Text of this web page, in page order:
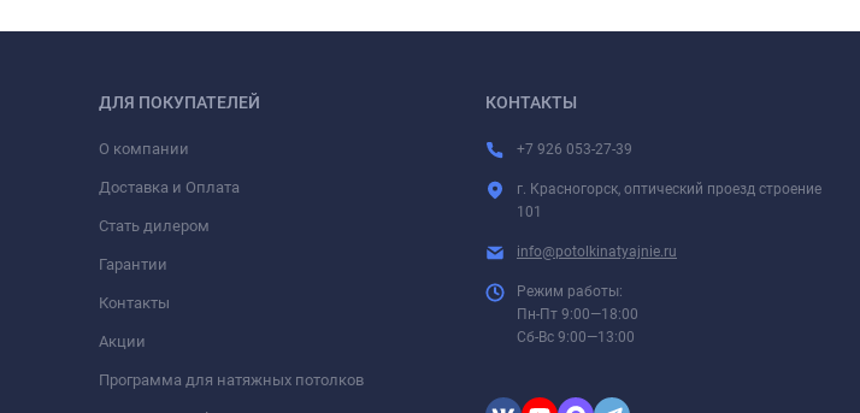
ДЛЯ ПОКУПАТЕЛЕЙ
О компании
Доставка и Оплата
Стать дилером
Гарантии
Контакты
Акции
Программа для натяжных потолков
КОНТАКТЫ
+7 926 053-27-39
г. Красногорск, оптический проезд строение
101
info@potolkinatyajnie.ru
Режим работы:
Пн-Пт 9:00—18:00
Сб-Вс 9:00—13:00